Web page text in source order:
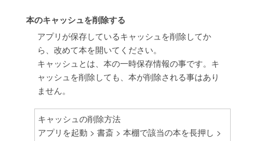
本のキャッシュを削除する
アプリが保存しているキャッシュを削除してか
ら、改めて本を開いてください。
キャッシュとは、本の一時保存情報の事です。キ
ャッシュを削除しても、本が削除される事はあり
ません。
キャッシュの削除方法
アプリを起動 > 書斎 > 本棚で該当の本を長押し >